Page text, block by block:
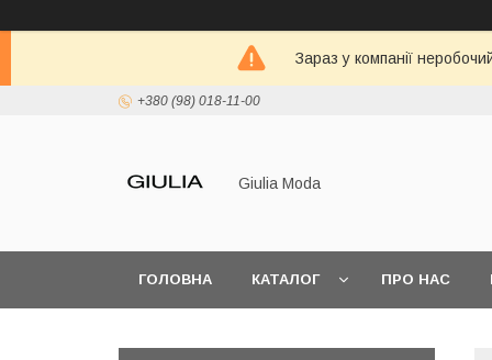
Зараз у компанії
+380 (98) 018-11-00
Giulia Moda
ГОЛОВНА КАТАЛОГ ПРО НАС